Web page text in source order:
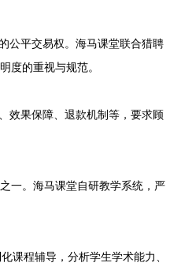
公平交易权。海马课堂联合猎聘
度的重视与规范。
效果保障、退款机制等，要求顾
一。海马课堂自研教学系统，严
课程辅导，分析学生学术能力、